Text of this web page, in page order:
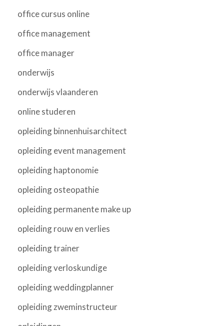
office cursus online
office management
office manager
onderwijs
onderwijs vlaanderen
online studeren
opleiding binnenhuisarchitect
opleiding event management
opleiding haptonomie
opleiding osteopathie
opleiding permanente make up
opleiding rouw en verlies
opleiding trainer
opleiding verloskundige
opleiding weddingplanner
opleiding zweminstructeur